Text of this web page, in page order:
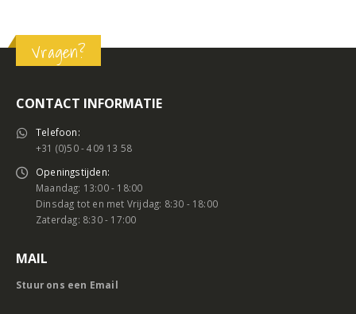
Vragen?
CONTACT INFORMATIE
Telefoon:
+31 (0)50 - 409 13 58
Openingstijden:
Maandag: 13:00 - 18:00
Dinsdag tot en met Vrijdag: 8:30 - 18:00
Zaterdag: 8:30 - 17:00
MAIL
Stuur ons een Email